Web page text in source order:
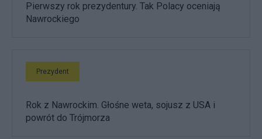
Pierwszy rok prezydentury. Tak Polacy oceniają
Nawrockiego
Prezydent
Rok z Nawrockim. Głośne weta, sojusz z USA i
powrót do Trójmorza